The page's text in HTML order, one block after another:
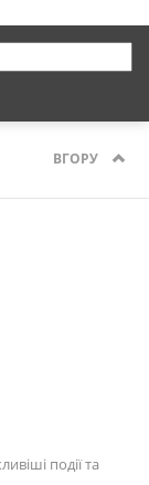
ВГОРУ
події та